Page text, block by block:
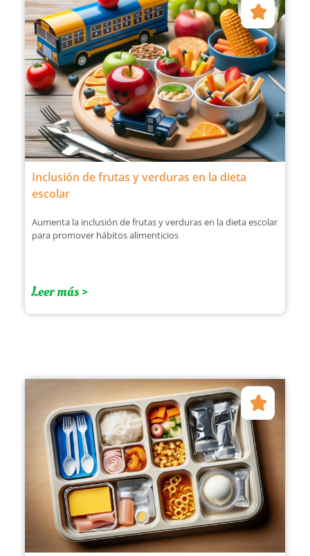
Inclusión de frutas y verduras en la dieta
escolar
Aumenta la inclusión de frutas y verduras en la dieta escolar
para promover hábitos alimenticios
Leer más >